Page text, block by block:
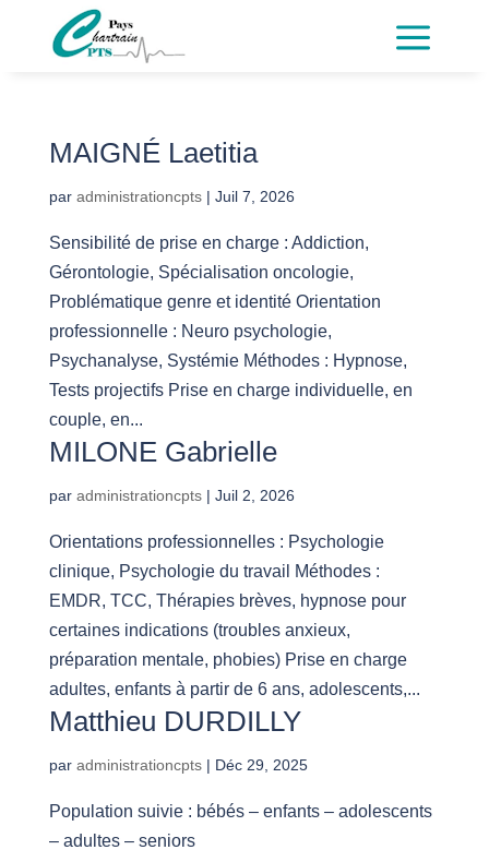
a
MAIGNÉ Laetitia
par administrationcpts| Juil 7, 2026
Sensibilité de prise en charge : Addiction,
Gérontologie, Spécialisation oncologie,
Problématique genre et identité Orientation
professionnelle : Neuro psychologie,
Psychanalyse, Systémie Méthodes : Hypnose,
Tests projectifs Prise en charge individuelle, en
couple, en...
MILONE Gabrielle
par administrationcpts| Juil 2, 2026
Orientations professionnelles : Psychologie
clinique, Psychologie du travail Méthodes :
EMDR, TCC, Thérapies brèves, hypnose pour
certaines indications (troubles anxieux,
préparation mentale, phobies) Prise en charge
adultes, enfants à partir de 6 ans, adolescents,...
Matthieu DURDILLY
par administrationcpts| Déc 29, 2025
Population suivie : bébés – enfants – adolescents
– adultes – seniors